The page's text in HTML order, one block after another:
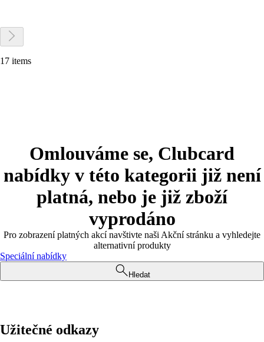
17 items
Omlouváme se, Clubcard
nabídky v této kategorii již není
platná, nebo je již zboží
vyprodáno
Pro zobrazení platných akcí navštivte naši Akční stránku a vyhledejte
alternativní produkty
Speciální nabídky
Hledat
Užitečné odkazy